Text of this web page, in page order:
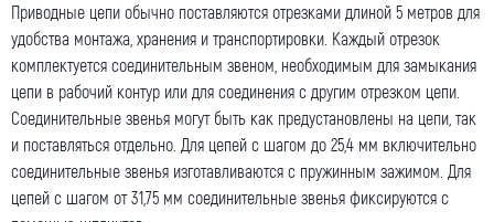
Приводные цепи обычно поставляются отрезками длиной 5 метров для
удобства монтажа, хранения и транспортировки. Каждый отрезок
комплектуется соединительным звеном, необходимым для замыкания
цепи в рабочий контур или для соединения с другим отрезком цепи.
Соединительные звенья могут быть как предустановлены на цепи, так
и поставляться отдельно. Для цепей с шагом до 25,4 мм включительно
соединительные звенья изготавливаются с пружинным зажимом. Для
цепей с шагом от 31,75 мм соединительные звенья фиксируются с